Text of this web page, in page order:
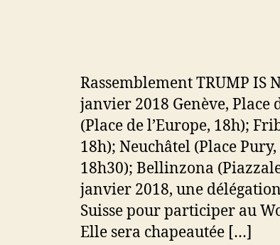
Rassemblement TRUMP IS
janvier 2018 Genève,
(Place de l’Europe, 18h);
18h); Neuchâtel (Place
18h30); Bellinzona
janvier 2018, une
Suisse pour participer au
Elle sera chapeautée […]